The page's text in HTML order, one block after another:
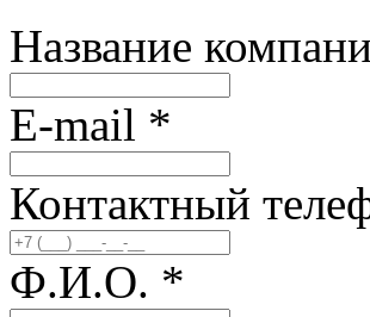
Название
E-mail *
Контактный
Ф.И.О. *